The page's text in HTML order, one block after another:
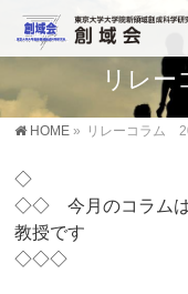
リレ
HOME » リレーコラム
◇
◇◇ 今月のコラムは
教授です
◇◇◇